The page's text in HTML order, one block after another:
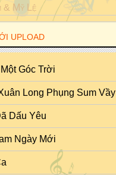
& Mỹ Lệ
UPLOAD
Góc Trời
Long Phụng Sum Vầy
Dấu Yêu
Ngày Mới